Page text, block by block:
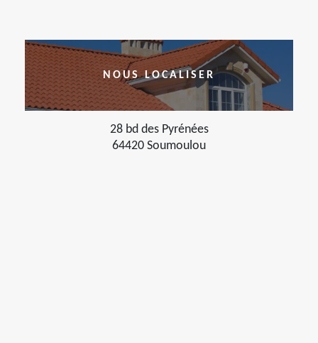
NOUS LOCALISER
28 bd des Pyrénées
64420 Soumoulou